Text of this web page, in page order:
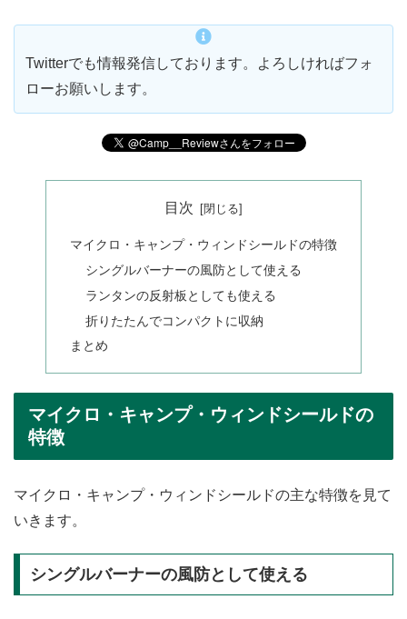
Twitterでも情報発信しております。よろしければフォ
ローお願いします。
目次
マイクロ・キャンプ・ウィンドシールドの特徴
シングルバーナーの風防として使える
ランタンの反射板としても使える
折りたたんでコンパクトに収納
まとめ
マイクロ・キャンプ・ウィンドシールドの
特徴
マイクロ・キャンプ・ウィンドシールドの主な特徴を見て
いきます。
シングルバーナーの風防として使える